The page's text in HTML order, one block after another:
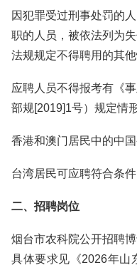
因犯罪受过刑事处罚的
职的人员，被依法列为
法规规定不得聘用的其
应聘人员不得报考有《
部规[2019]1号）规定情
香港和澳门居民中的中
台湾居民可应聘符合条件
二、招聘岗位
烟台市农科院公开招聘
具体要求见《2026年山